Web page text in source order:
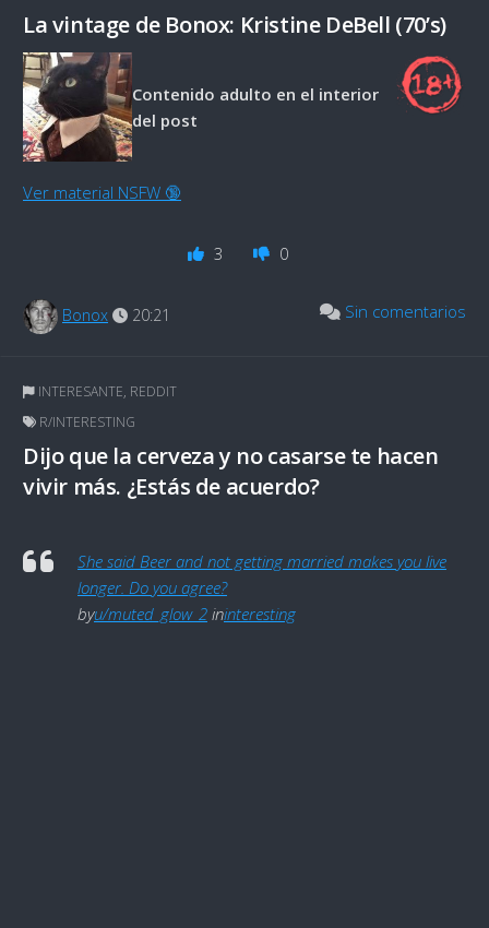
La vintage de Bonox: Kristine DeBell (70’s)
Contenido adulto en el interior
del post
Ver material NSFW 🔞
3 0
Bonox 20:21 Sin comentarios
INTERESANTE, REDDIT
R/INTERESTING
Dijo que la cerveza y no casarse te hacen
vivir más. ¿Estás de acuerdo?
She said Beer and not getting married makes you live
longer. Do you agree?
byu/muted_glow_2 ininteresting